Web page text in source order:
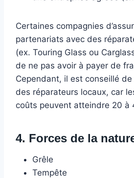
Certaines compagnies
partenariats avec des
(ex. Touring Glass ou
de ne pas avoir à payer de
Cependant, il est conseillé
des réparateurs locaux, car
coûts peuvent atteindre 20 à
4. Forces de la
Grêle
Tempête